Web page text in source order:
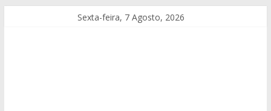
Sexta-feira, 7 Agosto, 2026